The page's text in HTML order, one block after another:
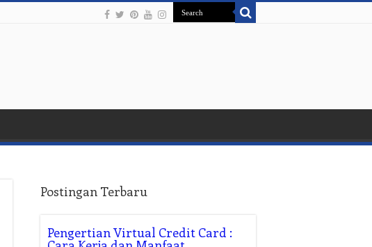
Postingan Terbaru
Pengertian Virtual Credit Card :